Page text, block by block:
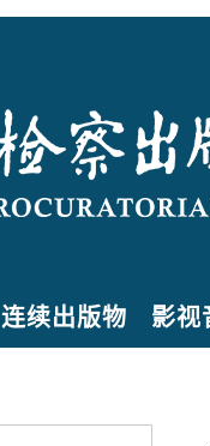
连续出版物 影视